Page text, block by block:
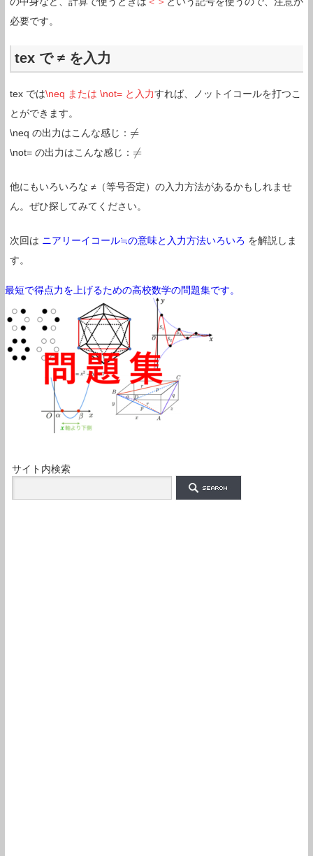
必要です。
tex で ≠ を入力
tex では\neq または \not= と入力すれば、ノットイコールを打つこ
とができます。
\neq の出力はこんな感じ： ≠
≠
\not= の出力はこんな感じ： ≠
≠
他にもいろいろな ≠（等号否定）の入力方法があるかもしれませ
ん。ぜひ探してみてください。
次回は ニアリーイコール≒の意味と入力方法いろいろ を解説しま
す。
最短で得点力を上げるための高校数学の問題集です。
サイト内検索